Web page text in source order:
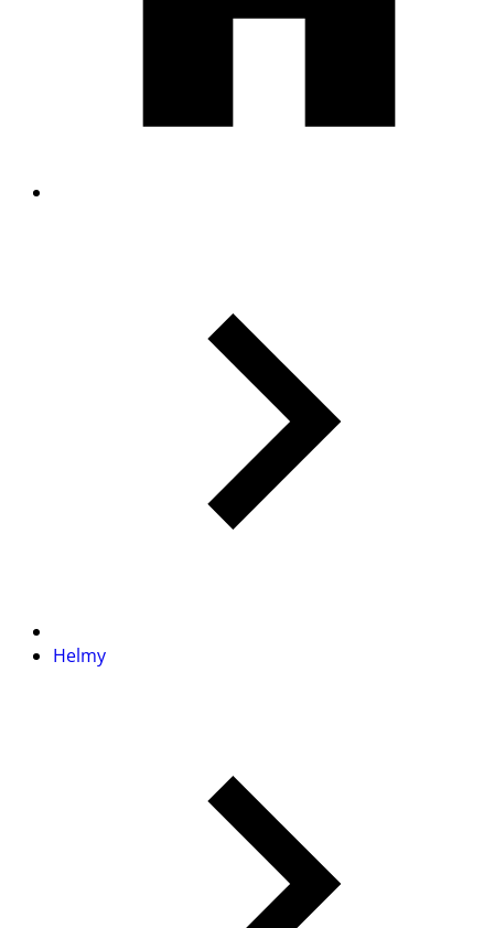
Helmy